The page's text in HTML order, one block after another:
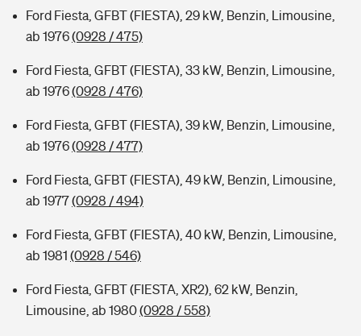
Sie haben Fragen?
Zur Übersicht
Kinderunfall-Check: Mehr Sicherheit für deine Kids
Typklassen: So ist Ihr Auto eingestuft
Sie haben Fragen?
Ford Fiesta, GFBT (FIESTA), 29 kW, Benzin, Limousine,
ab 1976(0928 / 475)
Ford Fiesta, GFBT (FIESTA), 33 kW, Benzin, Limousine,
ab 1976(0928 / 476)
Ford Fiesta, GFBT (FIESTA), 39 kW, Benzin, Limousine,
ab 1976(0928 / 477)
Ford Fiesta, GFBT (FIESTA), 49 kW, Benzin, Limousine,
ab 1977(0928 / 494)
Ford Fiesta, GFBT (FIESTA), 40 kW, Benzin, Limousine,
ab 1981 (0928 / 546)
Ford Fiesta, GFBT (FIESTA, XR2), 62 kW, Benzin,
Limousine, ab 1980(0928 / 558)